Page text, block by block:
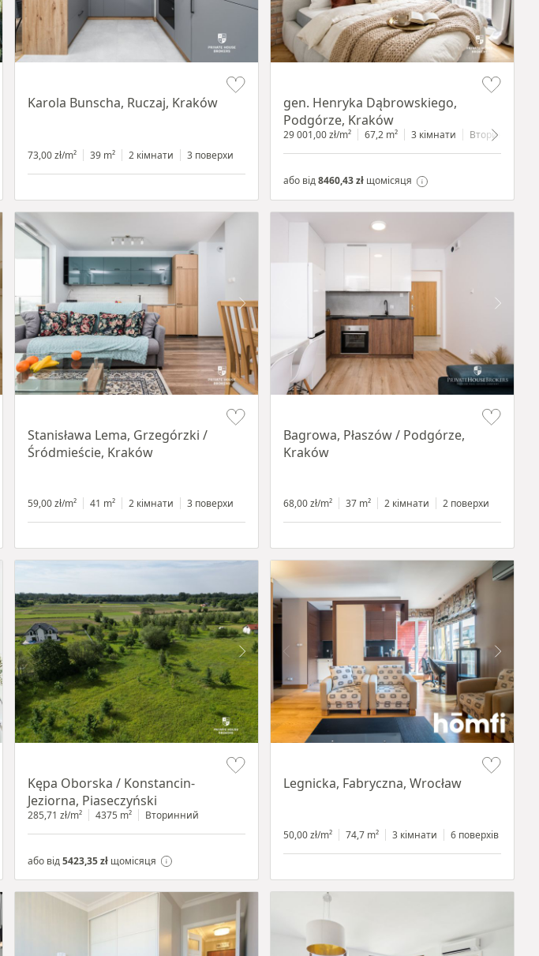
Karola Bunscha, Ruczaj, Kraków
73,00 zł/m² 39 m² 2 кімнати 3 поверхи
gen. Henryka Dąbrowskiego,
Podgórze, Kraków
29 001,00 zł/m² 67,2 m² 3 кімнати Вторинний
або від8460,43 zł щомісяця
Stanisława Lema, Grzegórzki /
Śródmieście, Kraków
59,00 zł/m² 41 m² 2 кімнати 3 поверхи
Bagrowa, Płaszów / Podgórze,
Kraków
68,00 zł/m² 37 m² 2 кімнати 2 поверхи
Kępa Oborska / Konstancin-
Jeziorna, Piaseczyński
285,71 zł/m² 4375 m² Вторинний
або від5423,35 zł щомісяця
Legnicka, Fabryczna, Wrocław
50,00 zł/m² 74,7 m² 3 кімнати 6 поверхів